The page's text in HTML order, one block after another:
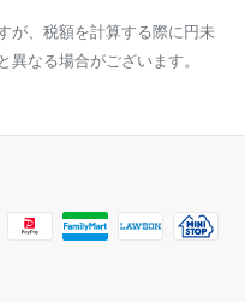
が、税額を計算する際に円未
なる場合がございます。